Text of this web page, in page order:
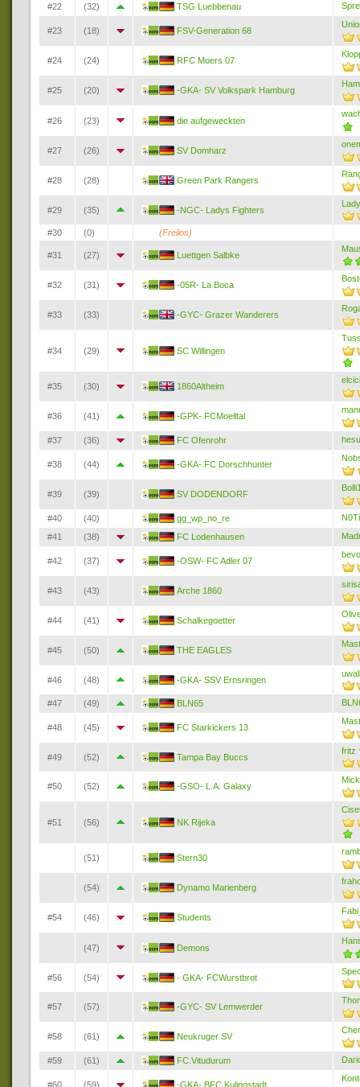
#22 (32) TSG Luebbenau
#23 (18) FSV-Generation 68
#24 (24) RFC Moers 07
#25 (20) -GKA- SV Volkspark Hamburg
#26 (23) die aufgeweckten
#27 (26) SV Domharz
#28 (28) Green Park Rangers
#29 (35) -NGC- Ladys Fighters
Lady
#30 (0) (Freilos)
#31 (27) Luettgen Salbke
#32 (31) -05R- La Boca
#33 (33) -GYC- Grazer Wanderers
#34 (29) SC Willingen
#35 (30) 1860Altheim
#36 (41) -GPK- FCMoelltal
#37 (36) FC Ofenrohr hesu
#38 (44) -GKA- FC Dorschhunter
#39 (39) SV DODENDORF
#40 (40) gg_wp_no_re
#41
(38) FC Lodenhausen
#42 (37) -OSW- FC Adler 07
bevo
#43 (43) Arche 1860
#44 (41) Schalkegoetter
#45 (50) THE EAGLES
#46 (48) -GKA- SSV Ernsringen
#47 (49) BLN65
#48 (45) FC Starkickers 13
#49 (52) Tampa Bay Buccs
fritz
#50 (52) -GSO- L.A. Galaxy
#51 (56) NK Rijeka
(51) Stern30
(54) Dynamo Marienberg
#54 (46) Students
(47) Demons
#56 (54) - GKA- FCWurstbrot
#57 (57) -GYC- SV Lemwerder
#58 (61) Neukruger SV
#59 (61) FC.Vitudurum
#60 (59) -GKA- BFC Kulingstadt